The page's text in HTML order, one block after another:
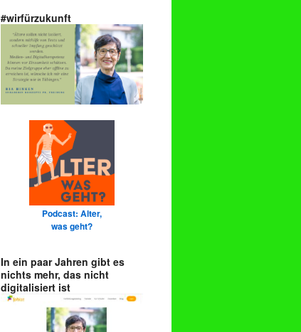
#wirfürzukunft
Podcast: Alter,
was geht?
In ein paar Jahren gibt es
nichts mehr, das nicht
digitalisiert ist